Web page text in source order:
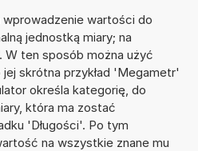
wprowadzenie wartości do
jednostką miary; na
W ten sposób można użyć
jej skrótna przykład 'Megametr'
określa kategorię, do
która ma zostać
'Długości'. Po tym
na wszystkie znane mu